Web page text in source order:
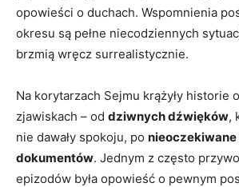
opowieści o duchach. Wspomnienia
okresu są pełne niecodziennych
brzmią wręcz surrealistycznie.
Na korytarzach Sejmu krążyły historie
zjawiskach – od dziwnych dźwięków,
nie dawały spokoju, po
dokumentów. Jednym z często
epizodów była opowieść o pewnym